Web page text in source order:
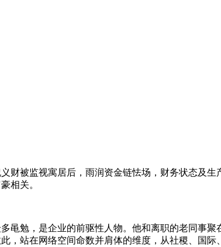
财被监视寓居后，雨润资金链怯场，财务状态及
相关。
黾勉，是企业的前驱性人物。他和离职的老同事
，站在网络空间命数并肩体的维度，从社稷、国